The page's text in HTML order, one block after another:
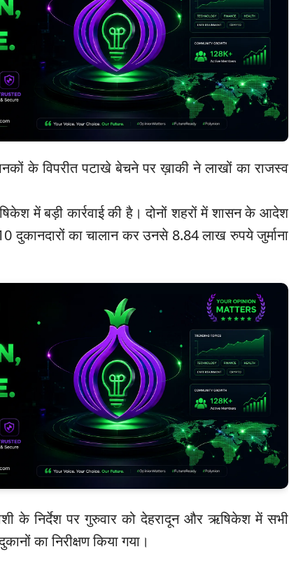
के विपरीत पटाखे बेचने पर ख़ाकी ने लाखों का राजस्व
में बड़ी कार्रवाई की है। दोनों शहरों में शासन के आदेश
दुकानदारों का चालान कर उनसे 8.84 लाख रुपये जुर्माना
के निर्देश पर गुरुवार को देहरादून और ऋषिकेश में सभी
का निरीक्षण किया गया।